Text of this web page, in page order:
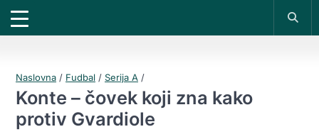
Naslovna / Fudbal / Serija A /
Konte – čovek koji zna kako
protiv Gvardiole